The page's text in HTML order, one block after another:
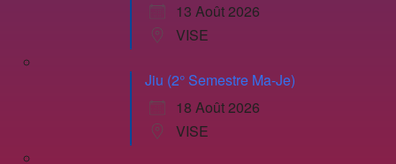
13 Août 2026
VISE
Jiu (2° Semestre Ma-Je)
18 Août 2026
VISE